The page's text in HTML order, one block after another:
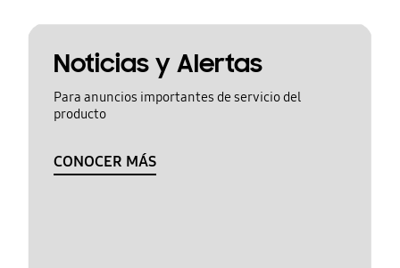
Noticias y Alertas
Para anuncios importantes de servicio del
producto
CONOCER MÁS